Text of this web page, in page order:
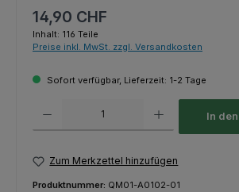
Regulärer Preis:
14,90 CHF
Inhalt: 116 Teile
Preise inkl. MwSt. zzgl. Versandkosten
Sofort verfügbar, Lieferzeit: 1-2 Tage
In
Zum Merkzettel hinzufügen
Produktnummer: QM01-A0102-01